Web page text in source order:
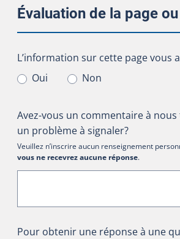
Évaluation de la page
L’information sur cette page
L’information sur cette page vous
Oui
Non
Avez-vous un commentaire à
un problème à signaler?
Veuillez n’inscrire aucun renseignement
vous ne recevrez aucune réponse.
Pour obtenir une réponse à une